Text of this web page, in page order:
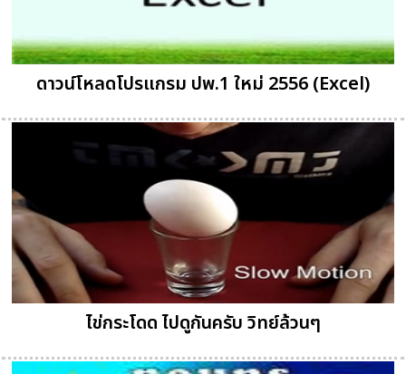
ดาวน์โหลดโปรแกรม ปพ.1 ใหม่ 2556 (Excel)
ไข่กระโดด ไปดูกันครับ วิทย์ล้วนๆ